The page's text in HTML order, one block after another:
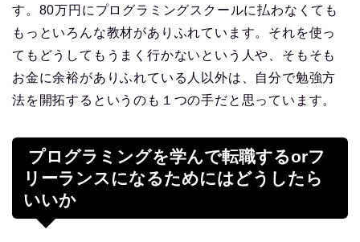
す。80万円にプログラミングスクールに払わなくても
もっといろんな教材がありふれています。それを使っ
てもどうしてもうまく行かないという人や、そもそも
お金に余裕がありふれている人以外は、自分で勉強方
法を開拓するというのも１つの手だと思っています。
プログラミングを学んで転職するorフ
リーランスになるためにはどうしたら
いいか